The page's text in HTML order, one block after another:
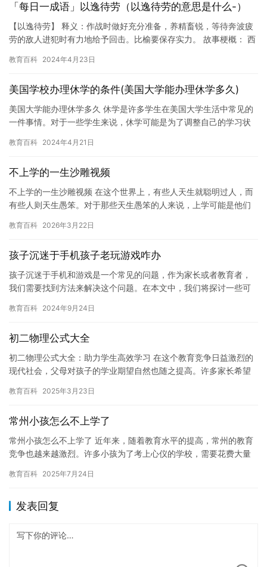
「每日一成语」以逸待劳（以逸待劳的意思是什么-）
【以逸待劳】 释义：作战时做好充分准备，养精畜锐，等待奔波疲
劳的敌人进犯时有力地给予回击。比榆要保存实力。 故事梗概： 西
教育百科 2024年4月23日
美国学校办理休学的条件(美国大学能办理休学多久)
美国大学能办理休学多久 休学是许多学生在美国大学生活中常见的
一件事情。对于一些学生来说，休学可能是为了调整自己的学习状
休学…
教育百科 2024年4月21日
不上学的一生沙雕视频
不上学的一生沙雕视频 在这个世界上，有些人天生就聪明过人，而
有些人则天生愚笨。对于那些天生愚笨的人来说，上学可能是他们
更加…
教育百科 2026年3月22日
孩子沉迷于手机孩子老玩游戏咋办
孩子沉迷于手机和游戏是一个常见的问题，作为家长或者教育者，
我们需要找到方法来解决这个问题。在本文中，我们将探讨一些可
心发展…
教育百科 2024年9月24日
初二物理公式大全
初二物理公式大全：助力学生高效学习 在这个教育竞争日益激烈的
现代社会，父母对孩子的学业期望自然也随之提高。许多家长希望
然而…
教育百科 2025年3月23日
常州小孩怎么不上学了
常州小孩怎么不上学了 近年来，随着教育水平的提高，常州的教育
竞争也越来越激烈。许多小孩为了考上心仪的学校，需要花费大量
多小…
教育百科 2025年7月24日
发表回复